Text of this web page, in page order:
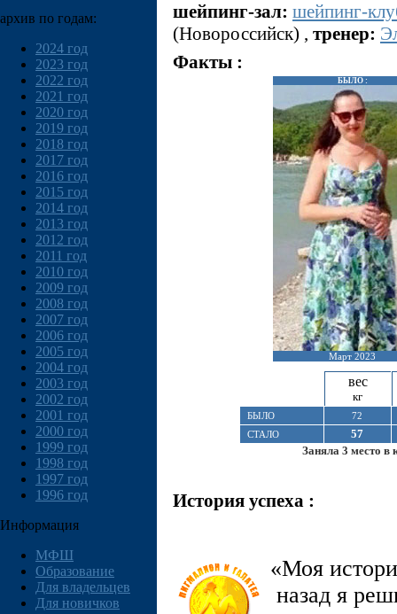
архив по годам:
2024 год
2023 год
2022 год
2021 год
2020 год
2019 год
2018 год
2017 год
2016 год
2015 год
2014 год
2013 год
2012 год
2011 год
2010 год
2009 год
2008 год
2007 год
2006 год
2005 год
2004 год
2003 год
2002 год
2001 год
2000 год
1999 год
1998 год
1997 год
1996 год
Информация
МФШ
Образование
Для владельцев
Для новичков
шейпинг-зал: шейпинг-
(Новороссийск) , тренер:
Факты :
БЫЛО :
Март 2023
вес
кг
БЫЛО
72
СТАЛО
57
Заняла 3 место в
История успеха :
«Моя
назад я